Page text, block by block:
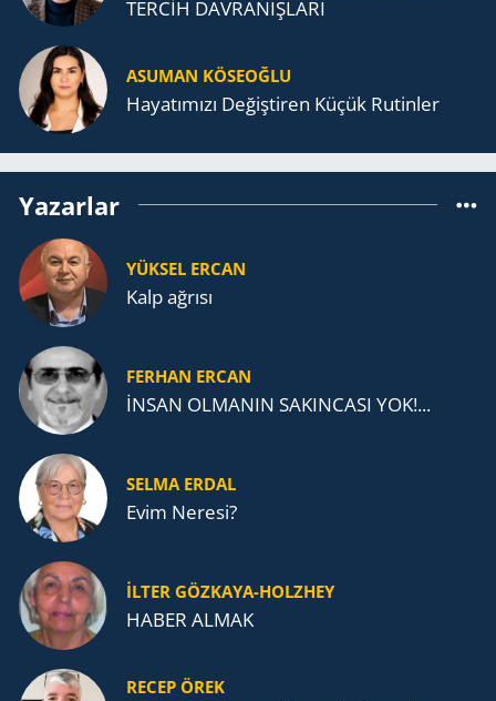
TERCİH DAVRANIŞLARI
ASUMAN KÖSEOĞLU
Ha­ya­tı­mı­zı De­ğiş­ti­ren Küçük Ru­tin­ler
Yazarlar
YÜKSEL ERCAN
Kalp ağrısı
FERHAN ERCAN
İNSAN OLMANIN SAKINCASI YOK!...
SELMA ERDAL
Evim Neresi?
İLTER GÖZKAYA-HOLZHEY
HABER ALMAK
RECEP ÖREK